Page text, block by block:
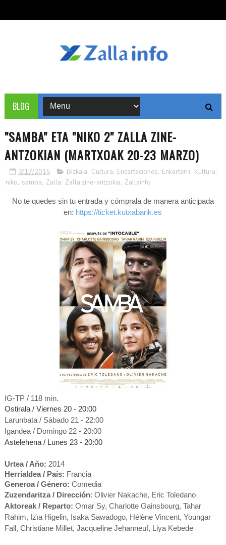
BLOG
"SAMBA" ETA "NIKO 2" ZALLA ZINE-
ANTZOKIAN (MARTXOAK 20-23 MARZO)
3/17/2015 Bizkaia, Cultura, Encartaciones, Enkarterri, Kultura,
niko, samba, Zalla, Zalla zine-antzokia, Zallainfo
No te quedes sin tu entrada y cómprala de manera anticipada
en: https://ticket.kutxabank.es
IG-TP / 118 min.
Ostirala / Viernes 20 - 20:00
Larunbata / Sábado 21 - 22:00
Igandea / Domingo 22 - 20:00
Astelehena / Lunes 23 - 20:00
Urtea / Año: 2014
Herrialdea / País: Francia
Generoa / Género: Comedia
Zuzendaritza / Dirección: Olivier Nakache, Eric Toledano
Aktoreak / Reparto: Omar Sy, Charlotte Gainsbourg, Tahar
Rahim, Izïa Higelin, Isaka Sawadogo, Hélène Vincent, Youngar
Fall, Christiane Millet, Jacqueline Jehanneuf, Liya Kebede